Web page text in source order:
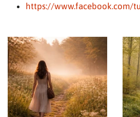
https://www.facebook.com/